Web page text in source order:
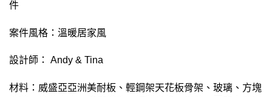
件
案件風格：溫暖居家風
設計師： Andy & Tina
材料：威盛亞亞洲美耐板、輕鋼架天花板骨架、玻璃、方塊